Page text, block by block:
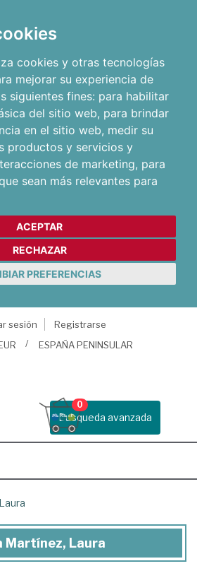
cookies y otras tecnologías
mejorar su experiencia de
siguientes fines: para habilitar
del sitio web, para brindar
en el sitio web, medir su
productos y servicios y
de marketing, para
sean más relevantes para
ACEPTAR
RECHAZAR
PREFERENCIAS
sesión
Registrarse
ESPAÑA PENINSULAR
Busqueda avanzada
0
Martínez, Laura